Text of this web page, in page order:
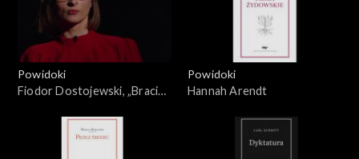
Powidoki
Fiodor Dostojewski, „Bracia
Powidoki
Hannah Arendt